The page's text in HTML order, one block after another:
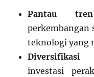
Pantau
perkembangan
teknologi yang
Diversifikasi
investasi